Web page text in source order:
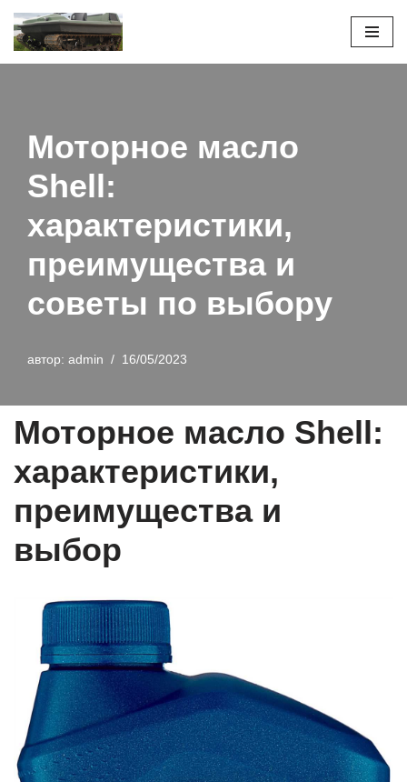
Перейти
Моторное масло
Shell:
характеристики,
преимущества и
советы по выбору
автор: admin 16/05/2023
Моторное масло Shell:
характеристики,
преимущества и
выбор